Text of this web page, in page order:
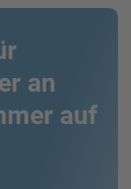
an
auf